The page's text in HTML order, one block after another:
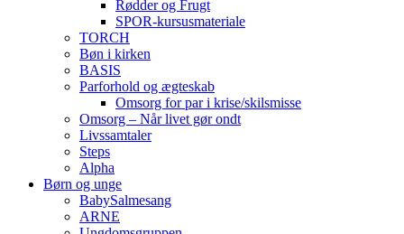
Rødder og Frugt
SPOR-kursusmateriale
TORCH
Bøn i kirken
BASIS
Parforhold og ægteskab
Omsorg for par i krise/skilsmisse
Omsorg – Når livet gør ondt
Livssamtaler
Steps
Alpha
Børn og unge
BabySalmesang
ARNE